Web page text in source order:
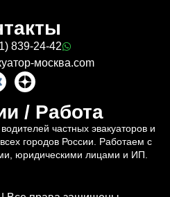
839-24-42
москва.com
/ Работа
частных эвакуаторов и
городов России. Работаем с
юридическими лицами и ИП.